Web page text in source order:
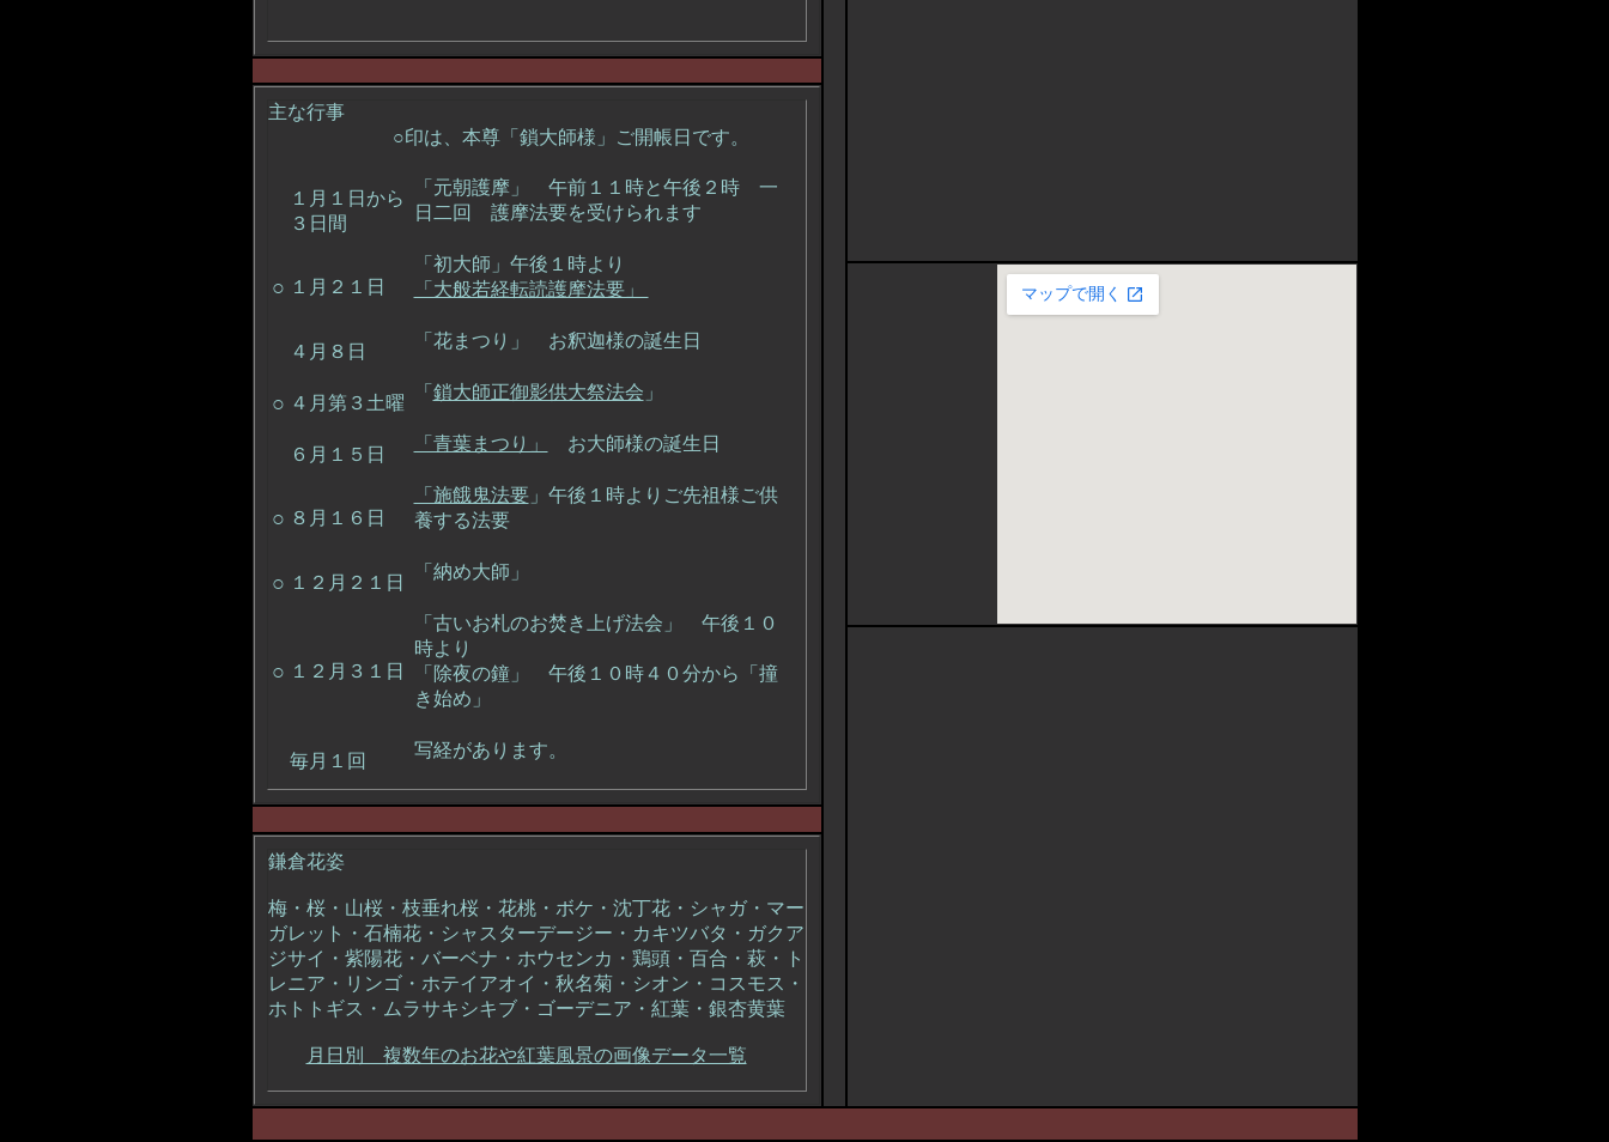
主な行事
○印は、本尊「鎖大師様」ご開帳日です。
１月１日から
３日間
「元朝護摩」 午前１１時と午後２時 一
日二回 護摩法要を受けられます
○ １月２１日
「初大師」午後１時より
「大般若経転読護摩法要」
４月８日
「花まつり」 お釈迦様の誕生日
○ ４月第３土曜
「 鎖大師正御影供大祭法会 」
６月１５日
「青葉まつり」 お大師様の誕生日
○ ８月１６日
「施餓鬼法要」午後１時よりご先祖様ご供
養する法要
○ １２月２１日
「納め大師」
○ １２月３１日
「古いお札のお焚き上げ法会」 午後１０
時より
「除夜の鐘」 午後１０時４０分から「撞
き始め」
毎月１回
写経があります。
鎌倉花姿
梅・桜・山桜・枝垂れ桜・花桃・ボケ・沈丁花・シャガ・マー
ガレット・石楠花・シャスターデージー・カキツバタ・ガクア
ジサイ・紫陽花・バーベナ・ホウセンカ・鶏頭・百合・萩・ト
レニア・リンゴ・ホテイアオイ・秋名菊・シオン・コスモス・
ホトトギス・ムラサキシキブ・ゴーデニア・紅葉・銀杏黄葉
月日別 複数年のお花や紅葉風景の画像データ一覧